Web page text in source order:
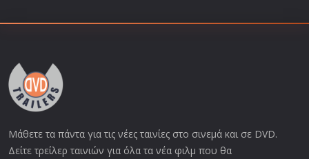
Μάθετε τα πάντα για τις νέες ταινίες στο σινεμά και σε DVD.
Δείτε τρείλερ ταινιών για όλα τα νέα φιλμ που θα